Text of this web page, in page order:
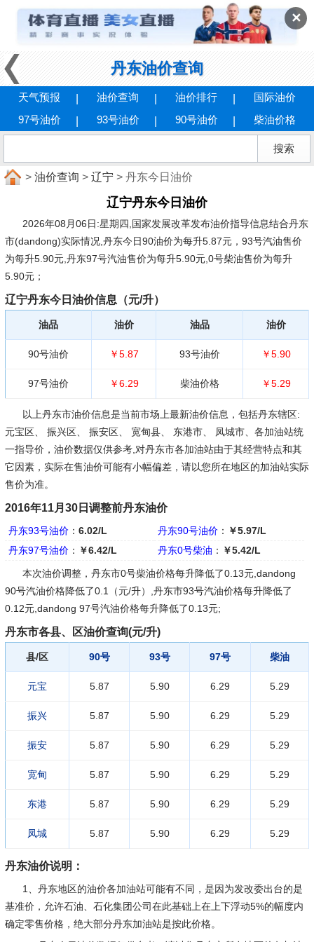
✕
丹东油价查询
天气预报 油价查询 油价排行
国际油价
97号油价
93号油价 90号油价 柴油价格
> 油价查询 > 辽宁 > 丹东今日油价
辽宁丹东今日油价
2026年08月06日:星期四 ,国家发展改革发布油价指导信息结合丹东
市(dandong)实际情况,丹东今日90油价为每升5.87元，93号汽油售价
为每升5.90元,丹东97号汽油售价为每升5.90元,0号柴油售价为每升
5.90元；
辽宁丹东今日油价信息（元/升）
油品 油价 油品 油价
90号油价 ￥5.87 93号油价 ￥5.90
97号油价 ￥6.29 柴油价格 ￥5.29
以上丹东市油价信息是当前市场上最新油价信息，包括丹东辖区:
元宝区、 振兴区、 振安区、 宽甸县、 东港市、 凤城市、各加油站统
一指导价，油价数据仅供参考,对丹东市各加油站由于其经营特点和其
它因素，实际在售油价可能有小幅偏差，请以您所在地区的加油站实际
售价为准。
2016年11月30日调整前丹东油价
丹东93号油价： 6.02/L 丹东90号油价 ： ￥5.97/L
丹东97号油价： ￥6.42/L 丹东0号柴油 ： ￥5.42/L
本次油价调整，丹东市0号柴油价格每升降低了0.13元,dandong
90号汽油价格降低了0.1（元/升）,丹东市93号汽油价格每升降低了
0.12元,dandong 97号汽油价格每升降低了0.13元;
丹东市各县、区油价查询(元/升)
县/区 90号 93号 97号 柴油
元宝 5.87 5.90 6.29 5.29
振兴 5.87 5.90 6.29 5.29
振安 5.87 5.90 6.29 5.29
宽甸 5.87 5.90 6.29 5.29
东港 5.87 5.90 6.29 5.29
凤城 5.87 5.90 6.29 5.29
丹东油价说明：
1、丹东地区的油价各加油站可能有不同，是因为发改委出台的是
基准价，允许石油、石化集团公司在此基础上在上下浮动5%的幅度内
确定零售价格，绝大部分丹东加油站是按此价格。